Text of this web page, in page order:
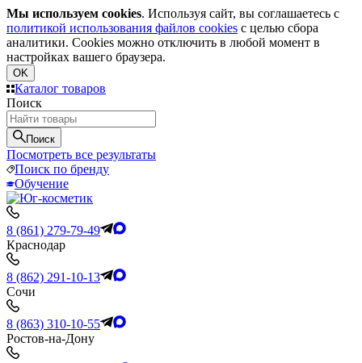
Мы используем cookies. Используя сайт, вы соглашаетесь с
политикой использования файлов cookies с целью сбора
аналитики. Cookies можно отключить в любой момент в
настройках вашего браузера.
OK
Каталог товаров
Поиск
Поиск
Посмотреть все результаты
Поиск по бренду
Обучение
8 (861) 279-79-49
Краснодар
8 (862) 291-10-13
Сочи
8 (863) 310-10-55
Ростов-на-Дону